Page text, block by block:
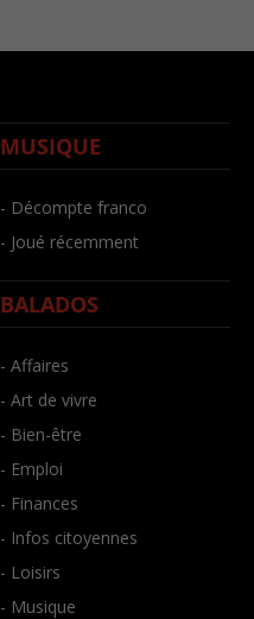
MUSIQUE
- Décompte franco
- Joué récemment
BALADOS
- Affaires
- Art de vivre
- Bien-être
- Emploi
- Finances
- Infos citoyennes
- Loisirs
- Musique